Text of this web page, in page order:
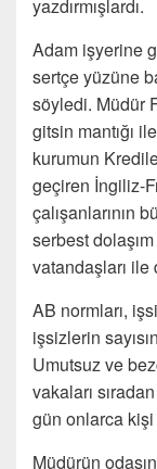
yazdırmışlardı.
Adam işyerine
sertçe yüzüne
söyledi. Müdür
gitsin mantığı
kurumun
geçiren İngiliz-
çalışanlarının
serbest
vatandaşları ile
AB normları,
işsizlerin
Umutsuz ve
vakaları
gün onlarca
Müdürün